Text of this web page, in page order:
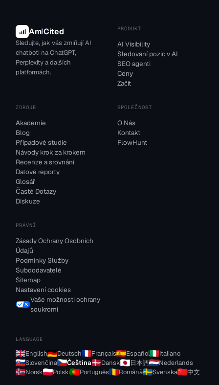
AmICited
Sledujte, jak vás zmiňují AI
chatboti na ChatGPT,
Perplexity a dalších
platformách.
PRODUKT
AI Visibility
Sledování pozic v AI
SEO agenti
Ceny
Začít
ZDROJE
Akademie
Blog
Případové studie
Návody krok za krokem
Recenze a srovnání
Datové reporty
Glosář
Časté Dotazy
Diskuze
SPOLEČNOST
O Nás
Kontakt
FlowHunt
PRÁVNÍ
Zásady Ochrany Osobních
Údajů
Podmínky Služby
Subdodavatelé
Sitemap
Nastavení cookies
Vaše možnosti ochrany
soukromí
LANGUAGE
English Deutsch Français Español
Italiano
Slovenčina
Čeština Dansk 日本語
Nederlands
Norsk
Polski Português Română Svenska 中文